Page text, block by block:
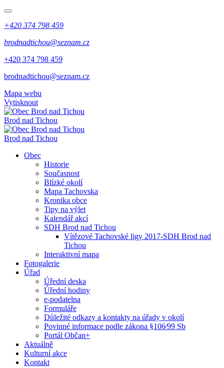
+420 374 798 459
brodnadtichou@seznam.cz
+420 374 798 459
brodnadtichou@seznam.cz
Mapa webu
Vytisknout
Brod nad Tichou
Brod nad Tichou
Obec
Historie
Současnost
Blízké okolí
Mapa Tachovska
Kronika obce
Tipy na výlet
Kalendář akcí
SDH Brod nad Tichou
Vítězové Tachovské ligy 2017-SDH Brod nad
Tichou
Interaktivní mapa
Fotogalerie
Úřad
Úřední deska
Úřední hodiny
e-podatelna
Formuláře
Důležité odkazy a kontakty na úřady v okolí
Povinné informace podle zákona §106⁄99 Sb
Portál Občan+
Aktuálně
Kulturní akce
Kontakt